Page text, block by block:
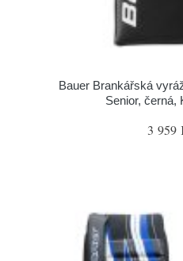
Bauer Brankářská
Senior, černá,
3 959